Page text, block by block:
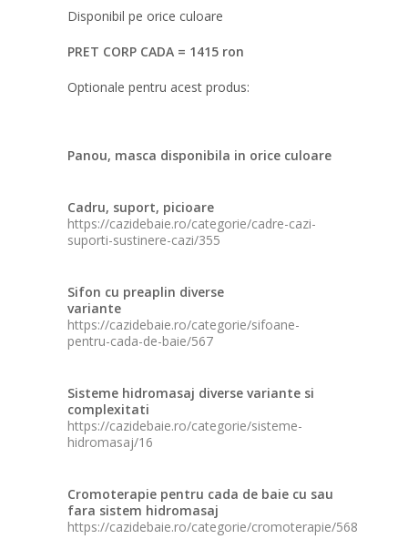
Disponibil pe orice culoare
PRET CORP CADA = 1415 ron
Optionale pentru acest produs:
Panou, masca disponibila in orice culoare
Cadru, suport, picioare
https://cazidebaie.ro/categorie/cadre-cazi-
suporti-sustinere-cazi/355
Sifon cu preaplin diverse
variante
https://cazidebaie.ro/categorie/sifoane-
pentru-cada-de-baie/567
Sisteme hidromasaj diverse variante si
complexitati
https://cazidebaie.ro/categorie/sisteme-
hidromasaj/16
Cromoterapie pentru cada de baie cu sau
fara sistem hidromasaj
https://cazidebaie.ro/categorie/cromoterapie/568